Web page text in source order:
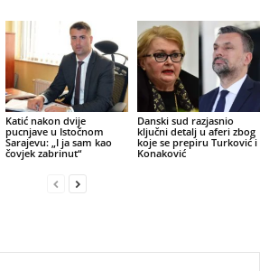
Katić nakon dvije
pucnjave u Istočnom
Sarajevu: „I ja sam kao
čovjek zabrinut“
Danski sud razjasnio
ključni detalj u aferi zbog
koje se prepiru Turković i
Konaković